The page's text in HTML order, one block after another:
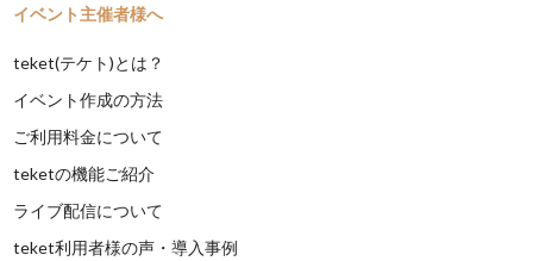
イベント主催者様へ
teket(テケト)とは？
イベント作成の方法
ご利用料金について
teketの機能ご紹介
ライブ配信について
teket利用者様の声・導入事例